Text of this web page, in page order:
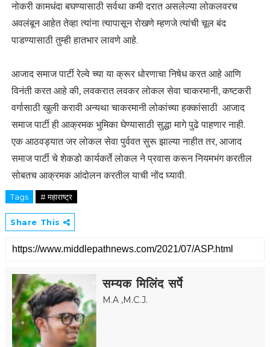
नोकरी कामधंदा बघण्यासाठी सर्वथा कमी दरात असलेल्या लोकलवरच
अवलंबून आहेत तेव्हा त्यांना त्यापासून रोखणे म्हणजे त्यांची चूल बंद
पाडण्यासाठी तुम्ही हातभार लावणे आहे.
आजाद समाज पार्टी रेल्वे च्या या क्रूर धोरणाचा निषेध करत आहे आणि
विनंती करत आहे की, लवकरात लवकर लोकल सेवा चाकरमानी, कष्टकरी
वर्गासाठी खुली करावी अन्यथा चाकरमानी लोकांच्या हक्कांसाठी आजाद
समाज पार्टी ही आक्रमक भुमिका घेण्यासाठी सुद्धा मागे पुढे पाहणार नाही.
एक आठवड्यात जर लोकल सेवा पुर्ववत सुरू झाल्या नाहीत तर, आजाद
समाज पार्टी चे शेकडो कार्यकर्ते लोकल ने प्रवास करून नियमभंग करतील
सोबतच आक्रमक आंदोलन करतील याची नोंद घ्यावी.
Tags # महाराष्ट्र
Share This
सम्यक मिलिंद सर्पे
M.A ,M.C.J.